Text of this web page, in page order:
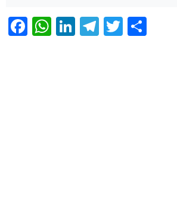
Facebook
WhatsApp
LinkedIn
Telegram
Twitter